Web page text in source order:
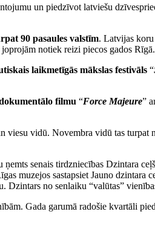
un piedzīvot latviešu
90 pasaules valstīm. Latvijas
notiek reizi piecos gados Rīgā.
laikmetīgās mākslas festivāls “
filmu “Force Majeure”
vidū. Novembra vidū tas turpat
senais tirdzniecības Dzintara
muzejos sastapsiet Jauno dzintara
no senlaiku “valūtas”
Gada garumā radošie kvartāli